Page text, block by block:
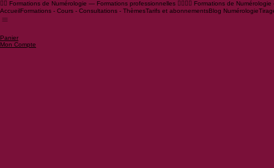
🧙‍♂️ Formations de Numérologie — Formations professionnelles 🧙‍♀️
AccueilFormations - Cours - Consultations - ThèmesTarifs et abonnementsBlog Numérologie
Panier
Mon Compte